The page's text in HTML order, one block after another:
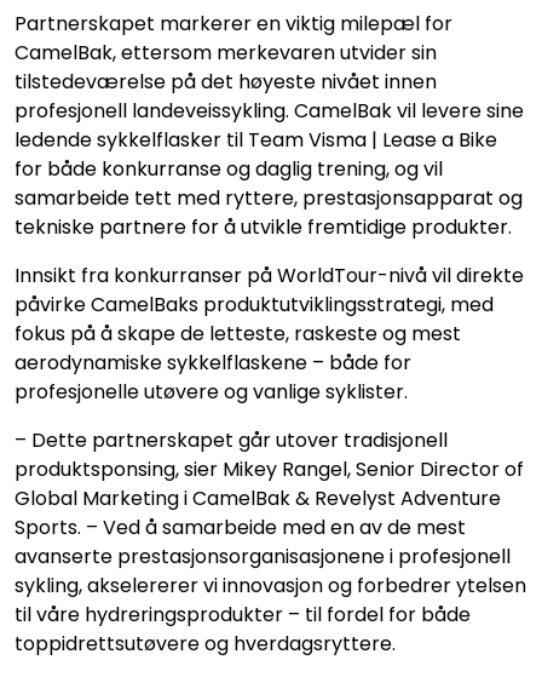
Partnerskapet markerer en viktig milepæl for
CamelBak, ettersom merkevaren utvider sin
tilstedeværelse på det høyeste nivået innen
profesjonell landeveissykling. CamelBak vil levere sine
ledende sykkelflasker til Team Visma | Lease a Bike
for både konkurranse og daglig trening, og vil
samarbeide tett med ryttere, prestasjonsapparat og
tekniske partnere for å utvikle fremtidige produkter.
Innsikt fra konkurranser på WorldTour-nivå vil direkte
påvirke CamelBaks produktutviklingsstrategi, med
fokus på å skape de letteste, raskeste og mest
aerodynamiske sykkelflaskene – både for
profesjonelle utøvere og vanlige syklister.
– Dette partnerskapet går utover tradisjonell
produktsponsing, sier Mikey Rangel, Senior Director of
Global Marketing i CamelBak & Revelyst Adventure
Sports. – Ved å samarbeide med en av de mest
avanserte prestasjonsorganisasjonene i profesjonell
sykling, akselererer vi innovasjon og forbedrer ytelsen
til våre hydreringsprodukter – til fordel for både
toppidrettsutøvere og hverdagsryttere.